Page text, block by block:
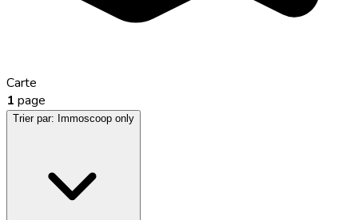
Carte
1 page
Trier par: Immoscoop only